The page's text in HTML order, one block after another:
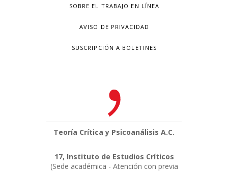
SOBRE EL TRABAJO EN LÍNEA
AVISO DE PRIVACIDAD
SUSCRIPCIÓN A BOLETINES
Teoría Crítica y Psicoanálisis A.C.
17, Instituto de Estudios Críticos
(Sede académica - Atención con previa